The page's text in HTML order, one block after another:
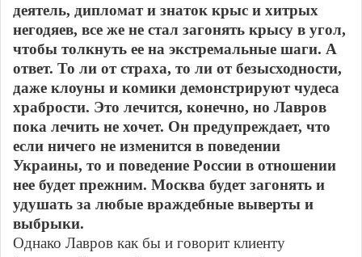
деятель, дипломат и знаток крыс и хитрых
негодяев, все же не стал загонять крысу в угол,
чтобы толкнуть ее на экстремальные шаги. А
ответ. То ли от страха, то ли от безысходности,
даже клоуны и комики демонстрируют чудеса
храбрости. Это лечится, конечно, но Лавров
пока лечить не хочет. Он предупреждает, что
если ничего не изменится в поведении
Украины, то и поведение России в отношении
нее будет прежним. Москва будет загонять и
удушать за любые враждебные выверты и
выбрыки.
Однако Лавров как бы и говорит клиенту